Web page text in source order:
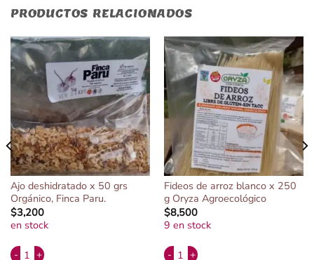
PRODUCTOS RELACIONADOS
Ajo deshidratado x 50 grs
Orgánico, Finca Paru.
$3,200
en stock
Ajo deshidratado x 50 grs Orgánico, Finca Paru. cantidad
Fideos de arroz blanco x 250
g Oryza Agroecológico
$8,500
9 en stock
Fideos de arroz blanco x 250 g